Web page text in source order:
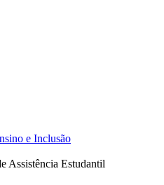
e Inclusão
Assistência Estudantil